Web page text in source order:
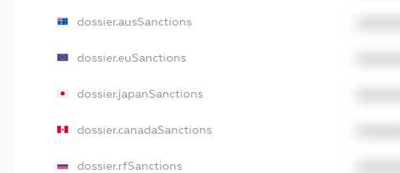
dossier.ausSanctions
dossier.euSanctions
dossier.japanSanctions
dossier.canadaSanctions
dossier.rfSanctions